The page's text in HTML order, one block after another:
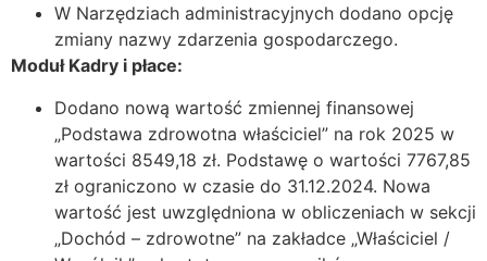
W Narzędziach administracyjnych dodano opcję
zmiany nazwy zdarzenia gospodarczego.
Moduł Kadry i płace:
Dodano nową wartość zmiennej finansowej
„Podstawa zdrowotna właściciel” na rok 2025 w
wartości 8549,18 zł. Podstawę o wartości 7767,85
zł ograniczono w czasie do 31.12.2024. Nowa
wartość jest uwzględniona w obliczeniach w sekcji
„Dochód – zdrowotne” na zakładce „Właściciel /